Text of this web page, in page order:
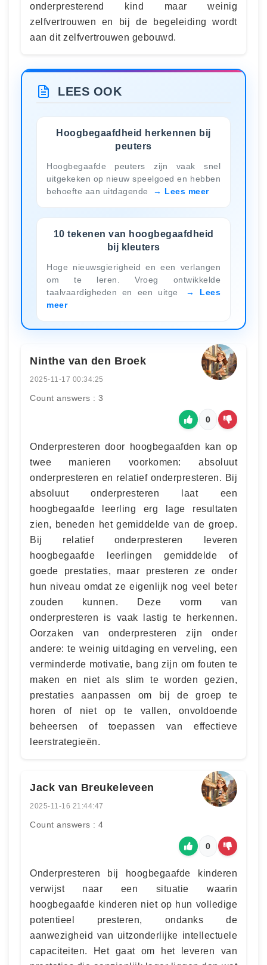
onderpresterend kind maar weinig
zelfvertrouwen en bij de begeleiding wordt
aan dit zelfvertrouwen gebouwd.
LEES OOK
Hoogbegaafdheid herkennen bij
peuters
Hoogbegaafde peuters zijn vaak snel
uitgekeken op nieuw speelgoed en hebben
behoefte aan uitdagende
Lees meer
10 tekenen van hoogbegaafdheid
bij kleuters
Hoge nieuwsgierigheid en een verlangen
om te leren. Vroeg ontwikkelde
taalvaardigheden en een uitge
Lees
meer
Ninthe van den Broek
2025-11-17 00:34:25
Count answers : 3
0
Onderpresteren door hoogbegaafden kan op
twee manieren voorkomen: absoluut
onderpresteren en relatief onderpresteren. Bij
absoluut onderpresteren laat een
hoogbegaafde leerling erg lage resultaten
zien, beneden het gemiddelde van de groep.
Bij relatief onderpresteren leveren
hoogbegaafde leerlingen gemiddelde of
goede prestaties, maar presteren ze onder
hun niveau omdat ze eigenlijk nog veel beter
zouden kunnen. Deze vorm van
onderpresteren is vaak lastig te herkennen.
Oorzaken van onderpresteren zijn onder
andere: te weinig uitdaging en verveling, een
verminderde motivatie, bang zijn om fouten te
maken en niet als slim te worden gezien,
prestaties aanpassen om bij de groep te
horen of niet op te vallen, onvoldoende
beheersen of toepassen van effectieve
leerstrategieën.
Jack van Breukeleveen
2025-11-16 21:44:47
Count answers : 4
0
Onderpresteren bij hoogbegaafde kinderen
verwijst naar een situatie waarin
hoogbegaafde kinderen niet op hun volledige
potentieel presteren, ondanks de
aanwezigheid van uitzonderlijke intellectuele
capaciteiten. Het gaat om het leveren van